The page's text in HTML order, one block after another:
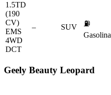
1.5TD
(190
CV)
EMS
4WD
DCT
– SUV
⛽
Gasolina
Geely Beauty Leopard